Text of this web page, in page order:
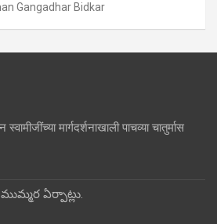
Gangadhar Bidkar
मार्गदर्शनाखाली पाचव्या चातुर्मास
ఏర్పాట్లు.